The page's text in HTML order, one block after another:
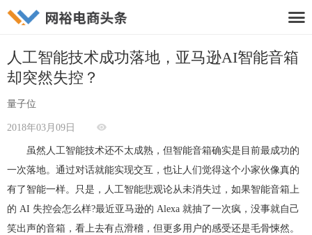

人工智能技术成功落地，亚马逊AI智能音箱
却突然失控？
量子位
2018年03月09日 
虽然人工智能技术还不太成熟，但智能音箱确实是目前最成功的
一次落地。通过对话就能实现交互，也让人们觉得这个小家伙像真的
有了智能一样。只是，人工智能悲观论从未消失过，如果智能音箱上
的 AI 失控会怎么样?最近亚马逊的 Alexa 就抽了一次疯，没事就自己
笑出声的音箱，看上去有点滑稽，但更多用户的感受还是毛骨悚然。